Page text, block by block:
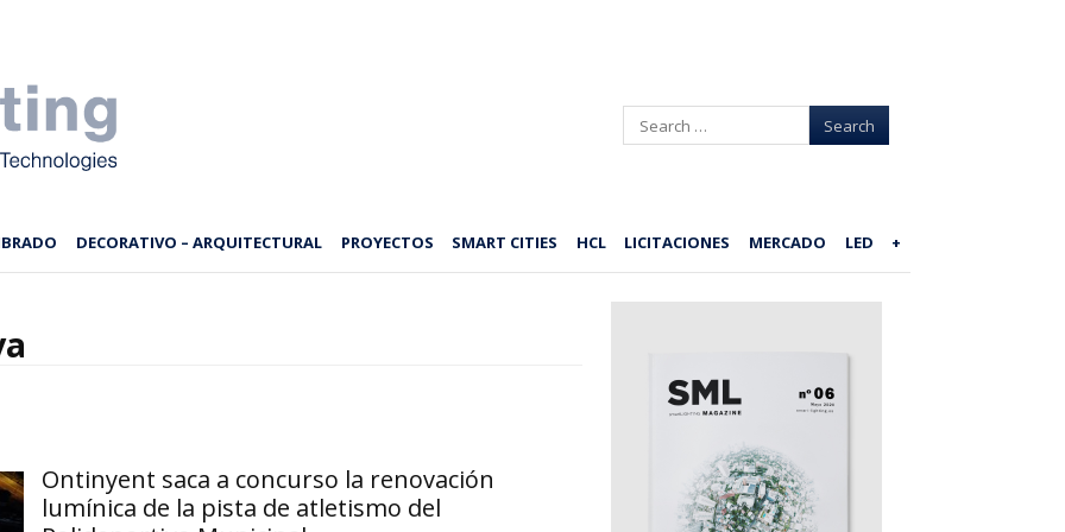
Search
DECORATIVO – ARQUITECTURAL PROYECTOS SMART CITIES HCL LICITACIONES MERCADO LED +
Ontinyent saca a concurso la renovación
lumínica de la pista de atletismo del